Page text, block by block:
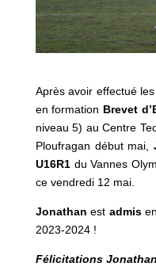
Après avoir effectué
en formation Brevet
niveau 5) au Centre
Ploufragan début mai,
U16R1du Vannes
ce vendredi 12 mai.
Jonathan est admisen
2023-2024 !
Félicitations